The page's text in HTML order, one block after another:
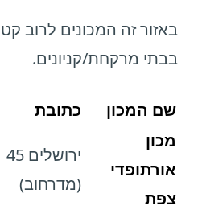
באזור זה המכונים לרוב
בבתי מרקחת/קניונים.
שם המכון כתובת
מכון
אורתופדי
צפת
ירושלים 45
(מדרחוב)